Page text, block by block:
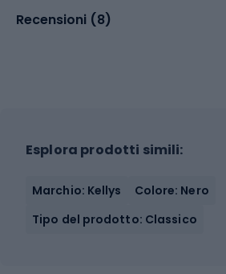
Recensioni (8)
Esplora prodotti simili:
Marchio: Kellys
Colore: Nero
Tipo del prodotto: Classico